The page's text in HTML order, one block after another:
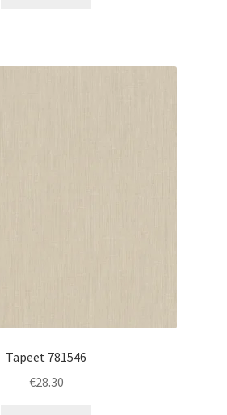
Tapeet 781546
€28.30